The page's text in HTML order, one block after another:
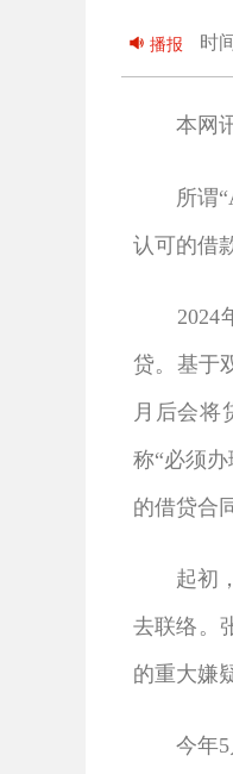
播报 时
本网讯
所谓
认可的借
2024年
贷。基于
月后会将
称“必须
的借贷合
起初，
去联络。
的重大嫌
今年5月